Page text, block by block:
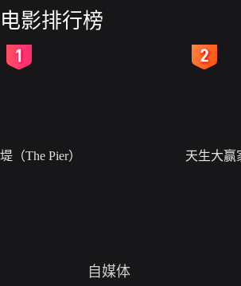
电影排行榜
堤（The Pier） 天生大赢
自媒体